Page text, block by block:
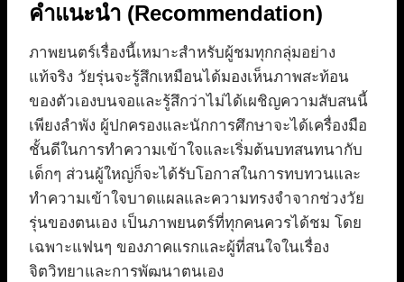
คำแนะนำ (Recommendation)
ภาพยนตร์เรื่องนี้เหมาะสำหรับผู้ชมทุกกลุ่มอย่าง
แท้จริง วัยรุ่นจะรู้สึกเหมือนได้มองเห็นภาพสะท้อน
ของตัวเองบนจอและรู้สึกว่าไม่ได้เผชิญความสับสนนี้
เพียงลำพัง ผู้ปกครองและนักการศึกษาจะได้เครื่องมือ
ชั้นดีในการทำความเข้าใจและเริ่มต้นบทสนทนากับ
เด็กๆ ส่วนผู้ใหญ่ก็จะได้รับโอกาสในการทบทวนและ
ทำความเข้าใจบาดแผลและความทรงจำจากช่วงวัย
รุ่นของตนเอง เป็นภาพยนตร์ที่ทุกคนควรได้ชม โดย
เฉพาะแฟนๆ ของภาคแรกและผู้ที่สนใจในเรื่อง
จิตวิทยาและการพัฒนาตนเอง